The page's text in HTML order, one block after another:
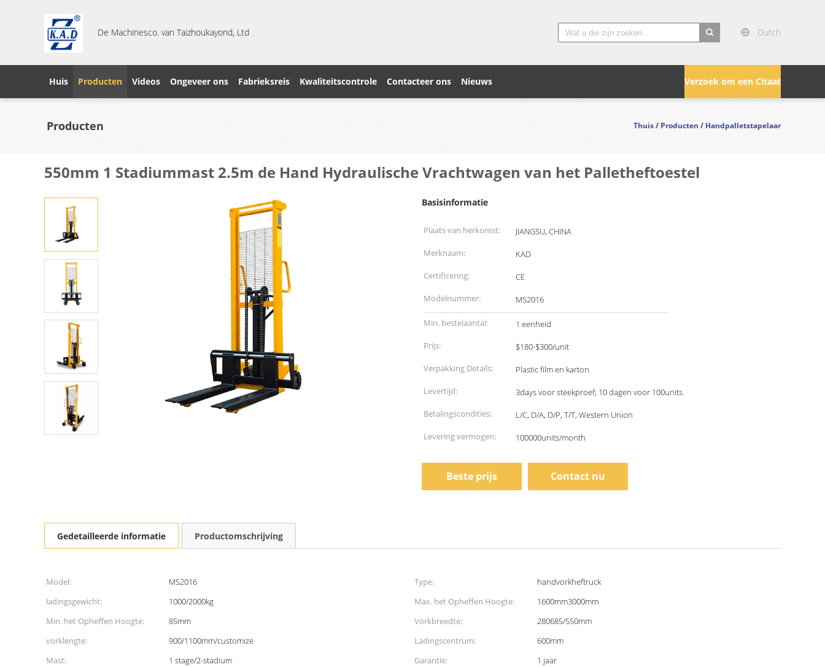
De Machinesco. van Taizhoukayond, Ltd
Dutch
Verzoek om een Citaat
Huis Producten Videos Ongeveer ons Fabrieksreis Kwaliteitscontrole Contacteer ons Nieuws
Producten Thuis/Producten/Handpalletstapelaar
550mm 1 Stadiummast 2.5m de Hand Hydraulische Vrachtwagen van het Palletheftoestel
Basisinformatie
Plaats van herkomst:
JIANGSU, CHINA
Merknaam:
KAD
Certificering:
CE
Modelnummer:
MS2016
Min. bestelaantal:
1 eenheid
Prijs:
$180-$300/unit
Verpakking Details:
Plastic film en karton
Levertijd:
3days voor steekproef; 10 dagen voor 100units.
Betalingscondities:
L/C, D/A, D/P, T/T, Western Union
Levering vermogen:
100000units/month
Beste prijs Contact nu
Gedetailleerde informatie Productomschrijving
Model: MS2016 Type:
handvorkheftruck
ladingsgewicht:
1000/2000kg Max. het Opheffen Hoogte:
1600mm3000mm
Min. het Opheffen Hoogte:
85mm Vorkbreedte:
280685/550mm
vorklengte:
900/1100mm/customize Ladingscentrum:
600mm
Mast:
1 stage/2-stadium Garantie:
1 jaar